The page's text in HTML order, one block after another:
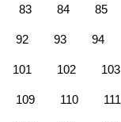
83 84 85
92 93 94
101 102 103
109 110 111